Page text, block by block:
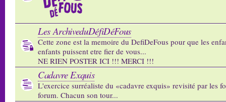
Les ArchiveduDéfiDéFous
Cette zone est la memoire du DefiDeFous pour que les
enfants puissent etre fier de vous...
NE RIEN POSTER ICI !!! MERCI !!!
Cadavre Exquis
L'exercice surréaliste du «cadavre exquis» revisité par les
forum. Chacun son tour...